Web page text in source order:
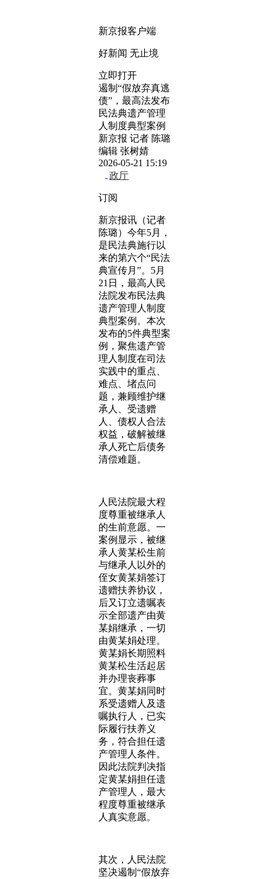
新京报客户端
好新闻 无止境
立即打开
遏制“假放弃真逃
债”，最高法发布
民法典遗产管理
人制度典型案例
新京报 记者 陈璐
编辑 张树婧
2026-05-21 15:19
政厅
订阅
新京报讯（记者
陈璐）今年5月，
是民法典施行以
来的第六个“民法
典宣传月”。5月
21日，最高人民
法院发布民法典
遗产管理人制度
典型案例。本次
发布的5件典型案
例，聚焦遗产管
理人制度在司法
实践中的重点、
难点、堵点问
题，兼顾维护继
承人、受遗赠
人、债权人合法
权益，破解被继
承人死亡后债务
清偿难题。
人民法院最大程
度尊重被继承人
的生前意愿。一
案例显示，被继
承人黄某松生前
与继承人以外的
侄女黄某娟签订
遗赠扶养协议，
后又订立遗嘱表
示全部遗产由黄
某娟继承，一切
由黄某娟处理。
黄某娟长期照料
黄某松生活起居
并办理丧葬事
宜。黄某娟同时
系受遗赠人及遗
嘱执行人，已实
际履行扶养义
务，符合担任遗
产管理人条件。
因此法院判决指
定黄某娟担任遗
产管理人，最大
程度尊重被继承
人真实意愿。
其次，人民法院
坚决遏制“假放弃